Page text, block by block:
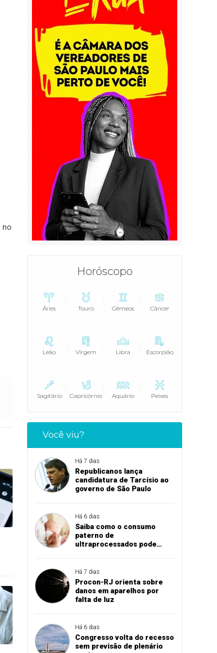
no
Horóscopo
Áries Touro Gêmeos Câncer
Leão Virgem Libra Escorpião
Sagitário Capricórnio Aquário Peixes
Você viu?
Há 7 dias
Republicanos lança
candidatura de Tarcísio ao
governo de São Paulo
Há 6 dias
Saiba como o consumo
paterno de
ultraprocessados pode
Há 7 dias
Procon-RJ orienta sobre
danos em aparelhos por
falta de luz
Há 6 dias
Congresso volta do recesso
sem previsão de plenário